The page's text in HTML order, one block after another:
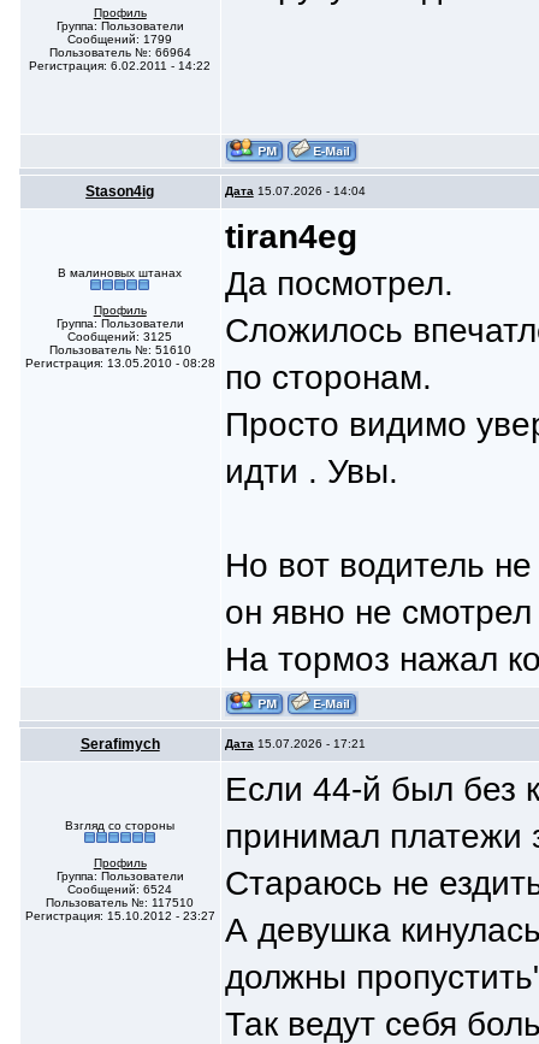
Профиль
Группа: Пользователи
Сообщений: 1799
Пользователь №: 66964
Регистрация: 6.02.2011 - 14:22
Stason4ig Дата 15.07.2026 - 14:04
В малиновых штанах
Профиль
Группа: Пользователи
Сообщений: 3125
Пользователь №: 51610
Регистрация: 13.05.2010 - 08:28
tiran4eg
Да посмотрел.
Сложилось
по сторонам.
Просто видимо
идти . Увы.
Но вот водитель
он явно не
На тормоз нажал
Serafimych Дата 15.07.2026 - 17:21
Взгляд со стороны
Профиль
Группа: Пользователи
Сообщений: 6524
Пользователь №: 117510
Регистрация: 15.10.2012 - 23:27
Если 44-й был без
принимал платежи
Стараюсь не
А девушка
должны
Так ведут себя